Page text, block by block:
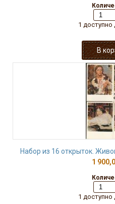
1 доступно
Набор из 16 открыток.
1
1 доступно